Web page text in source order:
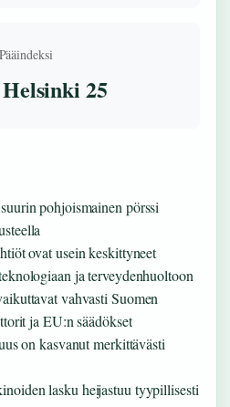
Pääindeksi
25
pohjoismainen pörssi
ovat usein keskittyneet
ja terveydenhuoltoon
vahvasti Suomen
ja EU:n säädökset
on kasvanut merkittävästi
lasku heijastuu tyypillisesti